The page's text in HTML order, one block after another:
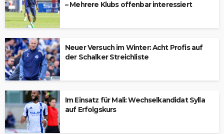
– Mehrere Klubs offenbar interessiert
Neuer Versuch im Winter: Acht Profis auf
der Schalker Streichliste
Im Einsatz für Mali: Wechselkandidat Sylla
auf Erfolgskurs